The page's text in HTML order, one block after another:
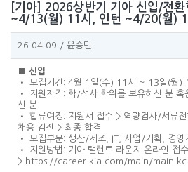
[기아] 2026상반기 기아 신입/전
~4/13(월) 11시, 인턴 ~4/20(월)
26.04.09 / 윤승민
■ 신입
• 모집기간: 4월 1일(수) 11시 ~ 13일(월)
• 지원자격: 학/석사 학위를 보유하신 분 혹
신 분
• 합류여정: 지원서 접수 > 역량검사/서류
채용 검진 > 최종 합격
• 모집부문: 생산/제조, IT, 사업/기획, 경영
• 지원방법: 기아 탤런트 라운지 온라인 접수
> https://career.kia.com/main/main.kc